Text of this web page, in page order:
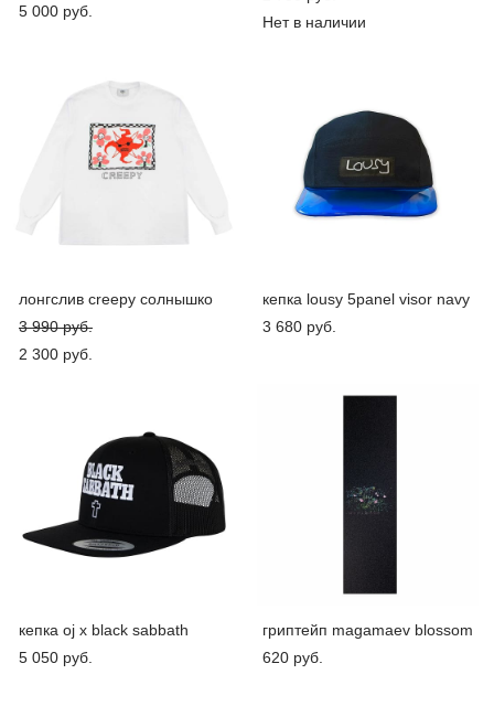
5 000 pуб.
Нет в наличии
лонгслив creepy солнышко
3 990 pуб.
2 300 pуб.
кепка lousy 5panel visor navy
3 680 pуб.
кепка oj x black sabbath
5 050 pуб.
гриптейп magamaev blossom
620 pуб.